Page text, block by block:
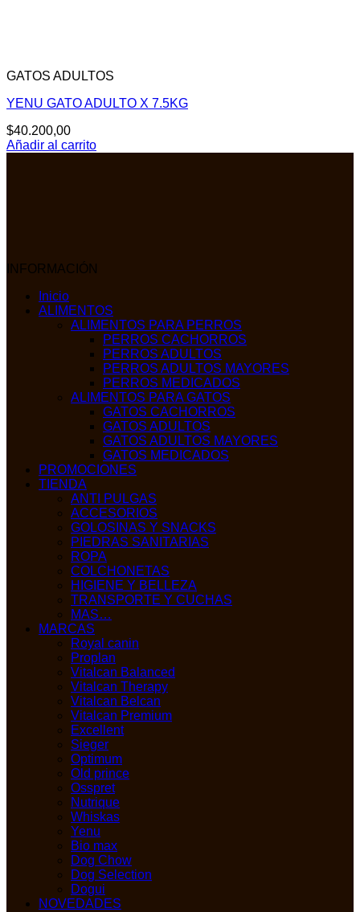
GATOS ADULTOS
YENU GATO ADULTO X 7.5KG
$40.200,00
Añadir al carrito
INFORMACIÓN
Inicio
ALIMENTOS
ALIMENTOS PARA PERROS
PERROS CACHORROS
PERROS ADULTOS
PERROS ADULTOS MAYORES
PERROS MEDICADOS
ALIMENTOS PARA GATOS
GATOS CACHORROS
GATOS ADULTOS
GATOS ADULTOS MAYORES
GATOS MEDICADOS
PROMOCIONES
TIENDA
ANTI PULGAS
ACCESORIOS
GOLOSINAS Y SNACKS
PIEDRAS SANITARIAS
ROPA
COLCHONETAS
HIGIENE Y BELLEZA
TRANSPORTE Y CUCHAS
MAS…
MARCAS
Royal canin
Proplan
Vitalcan Balanced
Vitalcan Therapy
Vitalcan Belcan
Vitalcan Premium
Excellent
Sieger
Optimum
Old prince
Osspret
Nutrique
Whiskas
Yenu
Bio max
Dog Chow
Dog Selection
Dogui
NOVEDADES